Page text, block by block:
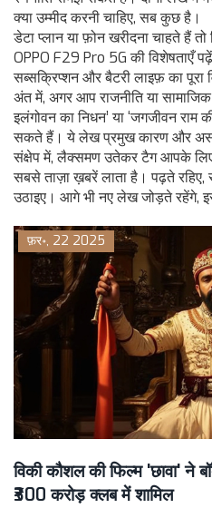
क्या उम्मीद करनी चाहिए, सब कुछ है।
डेटा प्लान या फ़ोन खरीदना चाहते हैं तो
OPPO F29 Pro 5G की विशेषताएँ
सब्सक्रिप्शन और बैटरी लाइफ़ का पूरा
अंत में, अगर आप राजनीति या
इलंगोवन का निधन’ या ‘जगजीवन राम
सकते हैं। ये लेख प्रमुख कारण और
संक्षेप में, लैक्समण उतेकर टैग आपके लिए
सबसे ताज़ा ख़बरें लाता है। पढ़ते
उठाइए। आगे भी नए लेख जोड़ते रहेंगे,
फ़र॰, 22 2025
विकी कौशल की फिल्म 'छावा' ने
₹300 करोड़ क्लब में शामिल